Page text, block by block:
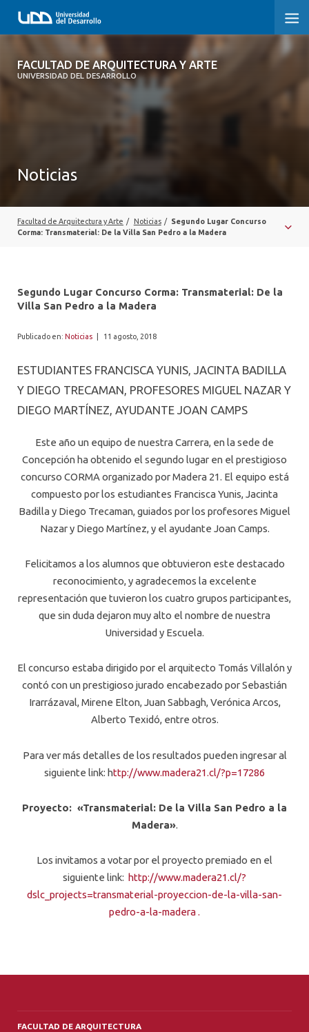
FACULTAD DE ARQUITECTURA Y ARTE
UNIVERSIDAD DEL DESARROLLO
FACULTAD DE ARQUITECTURA Y ARTE
MAGÍSTER
ALUMNI
PLATAFORMA VUT
Noticias
Facultad de Arquitectura y Arte / Noticias / Segundo Lugar Concurso
Corma: Transmaterial: De la Villa San Pedro a la Madera
Segundo Lugar Concurso Corma: Transmaterial: De la
Villa San Pedro a la Madera
Publicado en: Noticias 11 agosto, 2018
ESTUDIANTES FRANCISCA YUNIS, JACINTA BADILLA
Y DIEGO TRECAMAN, PROFESORES MIGUEL NAZAR Y
DIEGO MARTÍNEZ, AYUDANTE JOAN CAMPS
Este año un equipo de nuestra Carrera, en la sede de
Concepción ha obtenido el segundo lugar en el prestigioso
concurso CORMA organizado por Madera 21. El equipo está
compuesto por los estudiantes Francisca Yunis, Jacinta
Badilla y Diego Trecaman, guiados por los profesores Miguel
Nazar y Diego Martínez, y el ayudante Joan Camps.
Felicitamos a los alumnos que obtuvieron este destacado
reconocimiento, y agradecemos la excelente
representación que tuvieron los cuatro grupos participantes,
que sin duda dejaron muy alto el nombre de nuestra
Universidad y Escuela.
El concurso estaba dirigido por el arquitecto Tomás Villalón y
contó con un prestigioso jurado encabezado por Sebastián
Irarrázaval, Mirene Elton, Juan Sabbagh, Verónica Arcos,
Alberto Texidó, entre otros.
Para ver más detalles de los resultados pueden ingresar al
siguiente link: http://www.madera21.cl/?p=17286
Proyecto: «Transmaterial: De la Villa San Pedro a la
Madera».
Los invitamos a votar por el proyecto premiado en el
siguiente link: http://www.madera21.cl/?
dslc_projects=transmaterial-proyeccion-de-la-villa-san-
pedro-a-la-madera .
FACULTAD DE ARQUITECTURA